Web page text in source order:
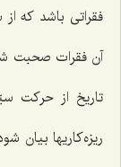
فقراتی باشد که
آن فقرات صحبت
تاریخ از حرکت
ریزه‌کاریها بیان